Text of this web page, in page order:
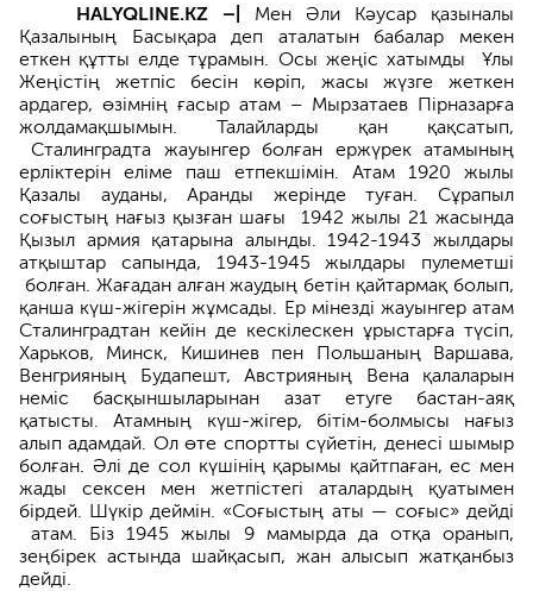
HALYQLINE.KZ –| Мен Әли Кәусар қазыналы
Қазалының Басықара деп аталатын бабалар мекен
еткен құтты елде тұрамын. Осы жеңіс хатымды Ұлы
Жеңістің жетпіс бесін көріп, жасы жүзге жеткен
ардагер, өзімнің ғасыр атам – Мырзатаев Пірназарға
жолдамақшымын. Талайларды қан қақсатып,
Сталинградта жауынгер болған ержүрек атамының
ерліктерін еліме паш етпекшімін. Атам 1920 жылы
Қазалы ауданы, Аранды жерінде туған. Сұрапыл
соғыстың нағыз қызған шағы 1942 жылы 21 жасында
Қызыл армия қатарына алынды. 1942-1943 жылдары
атқыштар сапында, 1943-1945 жылдары пулеметші
болған. Жағадан алған жаудың бетін қайтармақ болып,
қанша күш-жігерін жұмсады. Ер мінезді жауынгер атам
Сталинградтан кейін де кескілескен ұрыстарға түсіп,
Харьков, Минск, Кишинев пен Польшаның Варшава,
Венгрияның Будапешт, Австрияның Вена қалаларын
неміс басқыншыларынан азат етуге бастан-аяқ
қатысты. Атамның күш-жігер, бітім-болмысы нағыз
алып адамдай. Ол өте спортты сүйетін, денесі шымыр
болған. Әлі де сол күшінің қарымы қайтпаған, ес мен
жады сексен мен жетпістегі аталардың қуатымен
бірдей. Шүкір деймін. «Соғыстың аты — соғыс» дейді
атам. Біз 1945 жылы 9 мамырда да отқа оранып,
зеңбірек астында шайқасып, жан алысып жатқанбыз
дейді.